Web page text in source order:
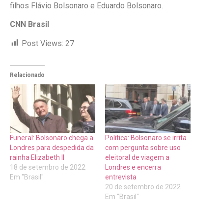
filhos Flávio Bolsonaro e Eduardo Bolsonaro.
CNN Brasil
Post Views: 27
Relacionado
Funeral: Bolsonaro chega a
Londres para despedida da
rainha Elizabeth II
18 de setembro de 2022
Em "Brasil"
Politica: Bolsonaro se irrita
com pergunta sobre uso
eleitoral de viagem a
Londres e encerra
entrevista
20 de setembro de 2022
Em "Brasil"